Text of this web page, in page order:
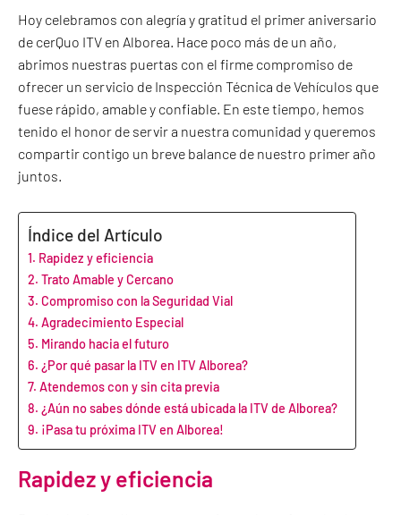
Hoy celebramos con alegría y gratitud el primer aniversario
de cerQuo ITV en Alborea. Hace poco más de un año,
abrimos nuestras puertas con el firme compromiso de
ofrecer un servicio de Inspección Técnica de Vehículos que
fuese rápido, amable y confiable. En este tiempo, hemos
tenido el honor de servir a nuestra comunidad y queremos
compartir contigo un breve balance de nuestro primer año
juntos.
Índice del Artículo
Rapidez y eficiencia
Trato Amable y Cercano
Compromiso con la Seguridad Vial
Agradecimiento Especial
Mirando hacia el futuro
¿Por qué pasar la ITV en ITV Alborea?
Atendemos con y sin cita previa
¿Aún no sabes dónde está ubicada la ITV de Alborea?
¡Pasa tu próxima ITV en Alborea!
Rapidez y eficiencia